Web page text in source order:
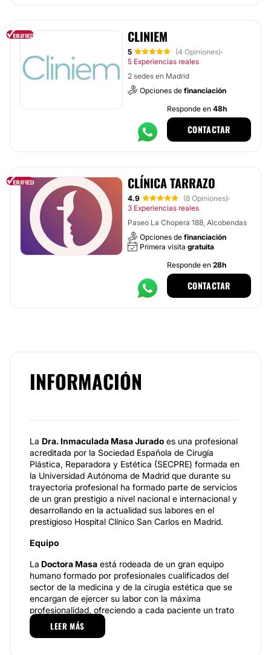
CLINIEM
5 (4 Opiniones)·
5 Experiencias reales
2 sedes en Madrid
Opciones de financiación
Responde en 48h
CONTACTAR
CLÍNICA TARRAZO
4.9 (8 Opiniones)·
3 Experiencias reales
Paseo La Chopera 188, Alcobendas
Opciones de financiación
Primera visita gratuita
Responde en 28h
CONTACTAR
INFORMACIÓN
La Dra. Inmaculada Masa Jurado es una profesional
acreditada por la Sociedad Española de Cirugía
Plástica, Reparadora y Estética (SECPRE) formada en
la Universidad Autónoma de Madrid que durante su
trayectoria profesional ha formado parte de servicios
de un gran prestigio a nivel nacional e internacional y
desarrollando en la actualidad sus labores en el
prestigioso Hospital Clínico San Carlos en Madrid.
Equipo
La Doctora Masa está rodeada de un gran equipo
humano formado por profesionales cualificados del
sector de la medicina y de la cirugía estética que se
encargan de ejercer su labor con la máxima
profesionalidad, ofreciendo a cada paciente un trato
totalmente individualizado y a su medida desde el
primer momento que llegan a su consulta, buscando
LEER MÁS